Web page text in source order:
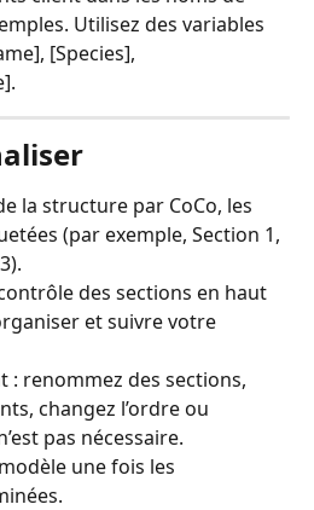
Utilisez des variables
[Species],
la structure par CoCo, les
(par exemple, Section 1,
des sections en haut
et suivre votre
: renommez des sections,
changez l’ordre ou
pas nécessaire.
une fois les